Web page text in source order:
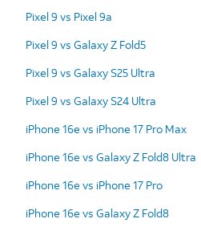
Pixel 9 vs Pixel 9a
Pixel 9 vs Galaxy Z Fold5
Pixel 9 vs Galaxy S25 Ultra
Pixel 9 vs Galaxy S24 Ultra
iPhone 16e vs iPhone 17 Pro Max
iPhone 16e vs Galaxy Z Fold8 Ultra
iPhone 16e vs iPhone 17 Pro
iPhone 16e vs Galaxy Z Fold8